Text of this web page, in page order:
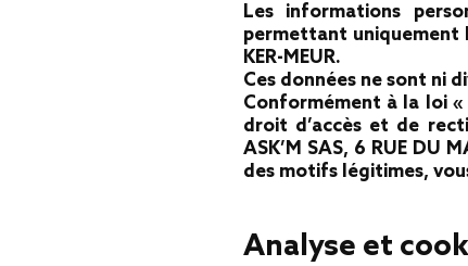
​Les informations
permettant uniquement
KER-MEUR.
Ces données ne sont ni
Conformément à la loi
droit d’accès et de
ASK’M SAS, 6 RUE DU
des motifs légitimes,
Analyse et